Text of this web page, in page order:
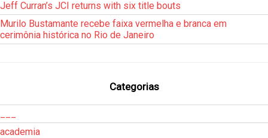
Jeff Curran’s JCI returns with six title bouts
Murilo Bustamante recebe faixa vermelha e branca em
cerimônia histórica no Rio de Janeiro
Categorias
academia